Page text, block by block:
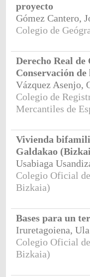
proyecto
Gómez Cantero,
Colegio de
Derecho Real
Conservación
Vázquez Asenjo,
Colegio de
Mercantiles de
Vivienda
Galdakao
Usabiaga
Colegio Oficial
Bizkaia)
Bases para un
Iruretagoiena, Ula
Colegio Oficial
Bizkaia)